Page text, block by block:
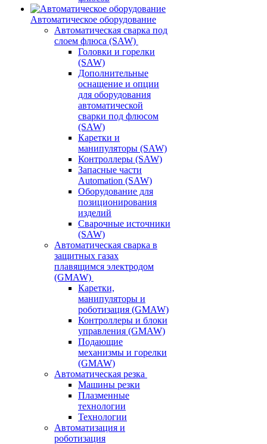
Автоматическое оборудование
Автоматическая сварка под
слоем флюса (SAW)
Головки и горелки
(SAW)
Дополнительные
оснащение и опции
для оборудования
автоматической
сварки под флюсом
(SAW)
Каретки и
манипуляторы (SAW)
Контроллеры (SAW)
Запасные части
Automation (SAW)
Оборудование для
позиционирования
изделий
Сварочные источники
(SAW)
Автоматическая сварка в
защитных газах
плавящимся электродом
(GMAW)
Каретки,
манипуляторы и
роботизация (GMAW)
Контроллеры и блоки
управления (GMAW)
Подающие
механизмы и горелки
(GMAW)
Автоматическая резка
Машины резки
Плазменные
технологии
Технологии
Автоматизация и
роботизация